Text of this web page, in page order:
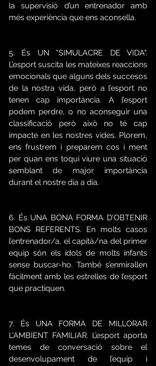
la supervisió d’un entrenador amb
més experiència que ens aconsella.
5. És UN "SIMULACRE DE VIDA".
L’esport suscita les mateixes reaccions
emocionals que alguns dels succesos
de la nostra vida, però a l’esport no
tenen cap importància. A l’esport
podem perdre, o no aconseguir una
classificació però això no té cap
impacte en les nostres vides. Plorem,
ens frustrem i preparem cos i ment
per quan ens toqui viure una situació
semblant de major importància
durant el nostre dia a dia.
6. És UNA BONA FORMA D'OBTENIR
BONS REFERENTS. En molts casos
l’entrenador/a, el capità/na del primer
equip són els ídols de molts infants
sense buscar-ho. També s’enmirallen
fàcilment amb les estrelles de l’esport
que practiquen.
7. És UNA FORMA DE MILLORAR
L'AMBIENT FAMILIAR. L’esport aporta
temes de conversació sobre el
desenvolupament de l’equip i